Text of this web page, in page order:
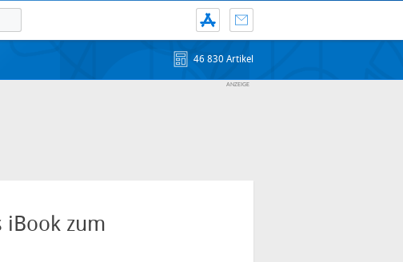
46 830 Artikel
iBook zum